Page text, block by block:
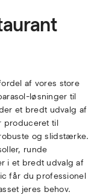
af vores store
løsninger til
et bredt udvalg af
produceret til
og slidstærke.
runde
i et bredt udvalg af
får du professionel
jeres behov.